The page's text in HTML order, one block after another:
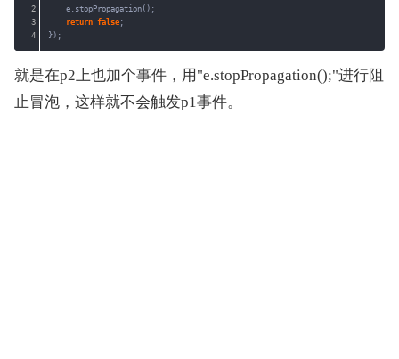
2
3
4
e.stopPropagation();
return false ;
});
就是在p2上也加个事件，用"e.stopPropagation();"进行阻
止冒泡，这样就不会触发p1事件。